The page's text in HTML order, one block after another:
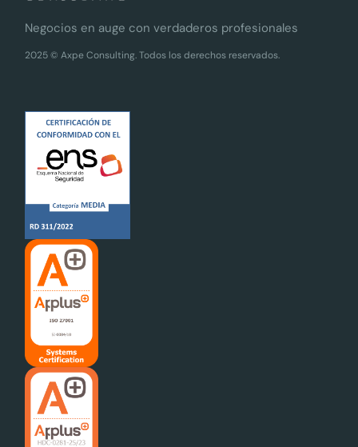
Negocios en auge con verdaderos profesionales
2025 © Axpe Consulting. Todos los derechos reservados.